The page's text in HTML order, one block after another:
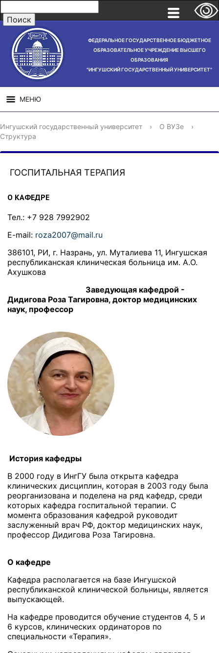
ФЕДЕРАЛЬНОЕ ГОСУДАРСТВЕННОЕ БЮДЖЕТНОЕ
ОБРАЗОВАТЕЛЬНОЕ УЧРЕЖДЕНИЕ ВЫСШЕГО
ОБРАЗОВАНИЯ
"ИНГУШСКИЙ ГОСУДАРСТВЕННЫЙ УНИВЕРСИТЕТ"
МЕНЮ
СВЕДЕНИЯ ОБ
ОБРАЗОВАТЕЛЬНОЙ
ОРГАНИЗАЦИИ
НАУЧНАЯ
ДЕЯТЕЛЬНОСТЬ
Ингушский государственный университет › О ВУЗе
›
Структура
ГОСПИТАЛЬНАЯ ТЕРАПИЯ
О КАФЕДРЕ
Тел.: +7 928 7992902
E-mail: roza2007@mail.ru
386101, РИ, г. Назрань, ул. Муталиева 11, Ингушская
республиканская клиническая больница им. А.О.
Ахушкова
Заведующая кафедрой -
Дидигова Роза Тагировна, доктор медицинских
наук, профессор
История кафедры
В 2000 году в ИнгГУ была открыта кафедра
клинических дисциплин, которая в 2003 году была
реорганизована и поделена на ряд кафедр, среди
которых кафедра госпитальной терапии. С
момента образования кафедрой руководит
заслуженный врач РФ, доктор медицинских наук,
профессор Дидигова Роза Тагировна.
О кафедре
Кафедра располагается на базе Ингушской
республиканской клинической больницы, является
выпускающей.
На кафедре проводится обучение студентов 4, 5 и
6 курсов, клинических ординаторов по
специальности «Терапия».